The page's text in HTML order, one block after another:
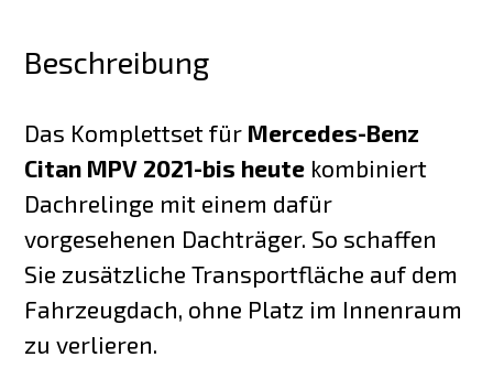
Beschreibung
Das Komplettset für Mercedes-Benz
Citan MPV 2021-bis heute kombiniert
Dachrelinge mit einem dafür
vorgesehenen Dachträger. So schaffen
Sie zusätzliche Transportfläche auf dem
Fahrzeugdach, ohne Platz im Innenraum
zu verlieren.